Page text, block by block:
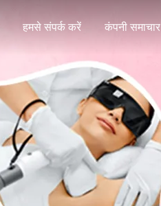
हमसे संपर्क करें कंपनी समाचार